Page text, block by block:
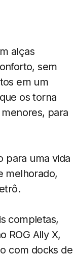
alças
sem
em um
os torna
para
para uma vida
melhorado,
completas,
ROG Ally X,
com docks de